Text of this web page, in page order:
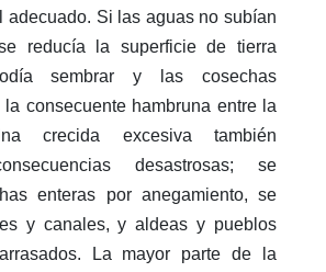
adecuado. Si las aguas no subían
reducía la superficie de tierra
sembrar y las cosechas
consecuente hambruna entre la
crecida excesiva también
desastrosas; se
enteras por anegamiento, se
y canales, y aldeas y pueblos
La mayor parte de la